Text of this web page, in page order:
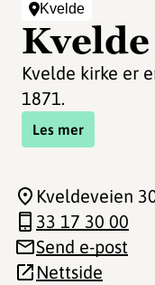
Kvelde
Kvelde kirke er
1871.
Les mer
Kveldeveien
33 17 30 00
Send e-post
Nettside